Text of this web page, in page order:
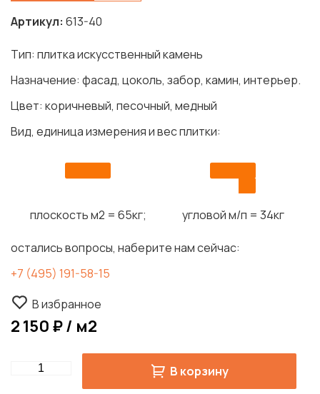
Артикул 613-40
Тип: плитка искусственный камень
Назначение: фасад, цоколь, забор, камин, интерьер.
Цвет: коричневый, песочный, медный
Вид, единица измерения и вес плитки:
плоскость м2 = 65кг; угловой м/п = 34кг
остались вопросы, наберите нам сейчас:
+7 (495) 191-58-15
В избранное
2 150 ₽ / м2
Quantity В корзину